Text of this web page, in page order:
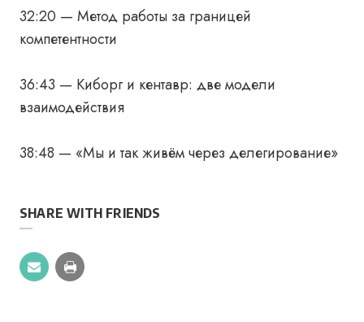
32:20 — Метод работы за границей
компетентности
36:43 — Киборг и кентавр: две модели
взаимодействия
38:48 — «Мы и так живём через делегирование»
SHARE WITH FRIENDS